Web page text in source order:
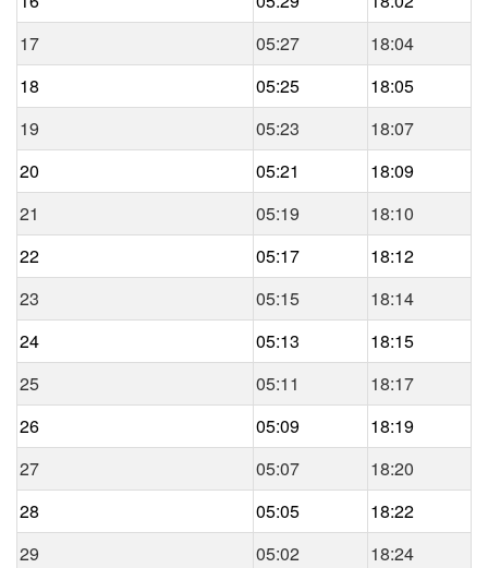
17
05:27
18:04
18
05:25
18:05
19
05:23
18:07
20
05:21
18:09
21
05:19
18:10
22
05:17
18:12
23
05:15
18:14
24
05:13
18:15
25
05:11
18:17
26
05:09
18:19
27
05:07
18:20
28
05:05
18:22
29
05:02
18:24